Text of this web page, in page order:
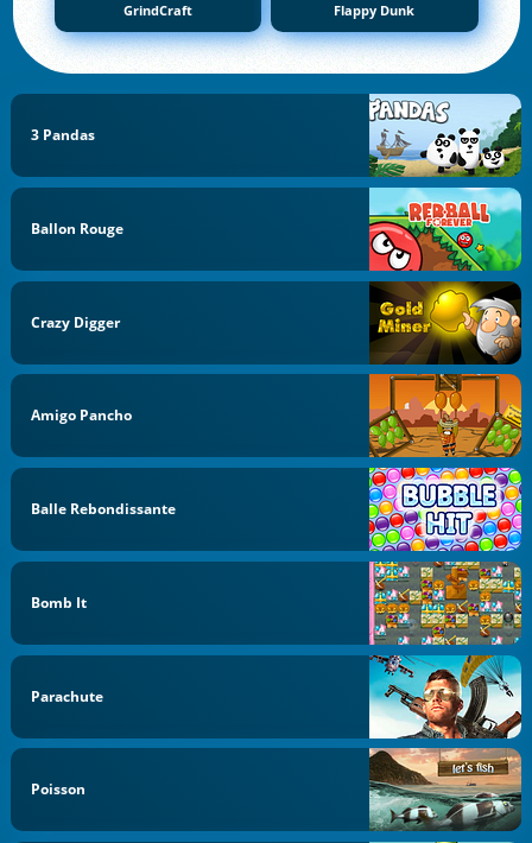
GrindCraft Flappy Dunk
3 Pandas
Ballon Rouge
Crazy Digger
Amigo Pancho
Balle Rebondissante
Bomb It
Parachute
Poisson